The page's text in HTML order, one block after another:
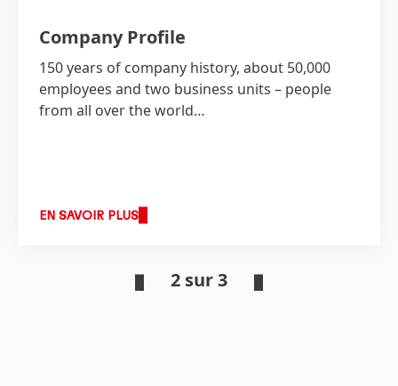
Company Profile
150 years of company history, about 50,000
employees and two business units – people
from all over the world…
EN SAVOIR PLUS
2 sur 3